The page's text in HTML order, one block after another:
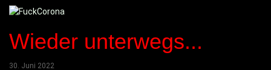
Wieder unterwegs...
30. Juni 2022